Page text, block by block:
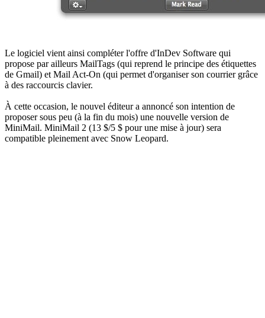
Le logiciel vient ainsi compléter l'offre d'InDev Software qui
propose par ailleurs MailTags (qui reprend le principe des étiquettes
de Gmail) et Mail Act-On (qui permet d'organiser son courrier grâce
à des raccourcis clavier.
À cette occasion, le nouvel éditeur a annoncé son intention de
proposer sous peu (à la fin du mois) une nouvelle version de
MiniMail. MiniMail 2 (13 $/5 $ pour une mise à jour) sera
compatible pleinement avec Snow Leopard.